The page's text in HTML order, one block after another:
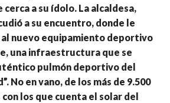
a su ídolo. La alcaldesa,
a su encuentro, donde le
nuevo equipamiento deportivo
una infraestructura que se
pulmón deportivo del
No en vano, de los más de 9.500
los que cuenta el solar del